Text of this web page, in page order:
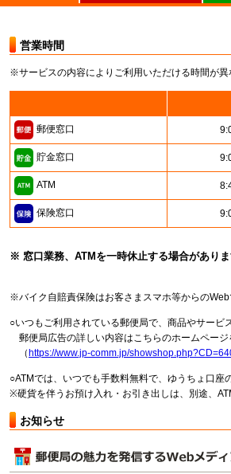
営業時間
※サービスの内容によりご利用いただける時間が
郵便窓口
貯金窓口
ATM
保険窓口
※ 窓口業務、ATMを一時休止する場合がありま
※バイク自賠責保険はお客さまスマホ等からのWeb
○いつもご利用されている郵便局で、商品やサービ
郵便局広告の詳しい内容はこちらのホームページ
（ https://www.jp-comm.jp/
○ATMでは、いつでも手数料無料で、ゆうちょ口座
※硬貨を伴うお預け入れ・お引き出しは、別途、
お知らせ